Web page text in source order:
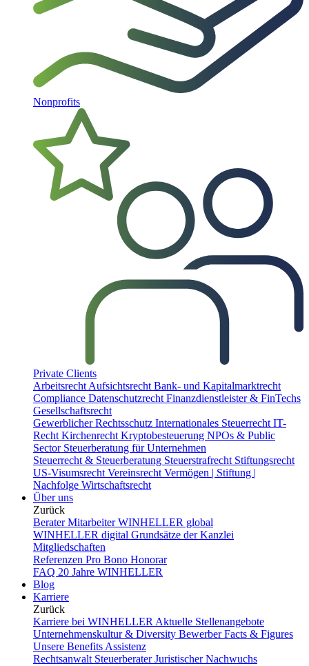
Nonprofits
Private Clients
Arbeitsrecht Aufsichtsrecht Bank- und Kapitalmarktrecht
Compliance Datenschutzrecht Finanzdienstleister & FinTechs
Gesellschaftsrecht
Gewerblicher Rechtsschutz Internationales Steuerrecht IT-
Recht Kirchenrecht Kryptobesteuerung NPOs & Public
Sector Steuerberatung für Unternehmen
Steuerrecht & Steuerberatung Steuerstrafrecht Stiftungsrecht
US-Visumsrecht Vereinsrecht Vermögen | Stiftung |
Nachfolge Wirtschaftsrecht
Über uns
Zurück
BeraterMitarbeiterWINHELLER global
WINHELLER digital Grundsätze der Kanzlei
Mitgliedschaften
Referenzen Pro Bono Honorar
FAQ 20 Jahre WINHELLER
Blog
Karriere
Zurück
Karriere bei WINHELLER Aktuelle Stellenangebote
Unternehmenskultur & Diversity Bewerber Facts & Figures
Unsere Benefits Assistenz
Rechtsanwalt SteuerberaterJuristischer Nachwuchs